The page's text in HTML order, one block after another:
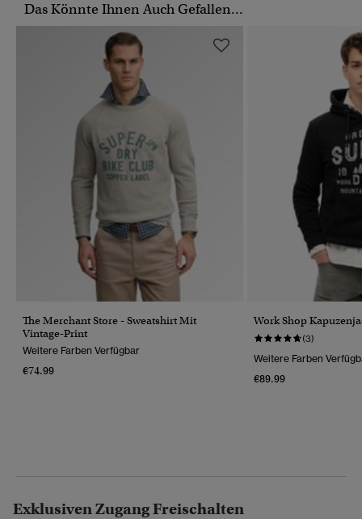
Das Könnte Ihnen Auch Gefallen...
The Merchant Store - Sweatshirt Mit
Vintage-Print
Weitere Farben Verfügbar
€74.99
Work Shop
(3)
Weitere Farben
€89.99
Exklusiven Zugang Freischalten